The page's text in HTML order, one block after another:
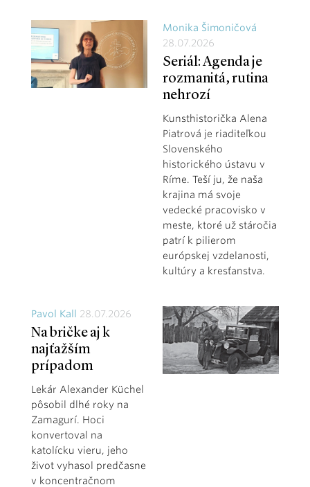
Monika Šimoničová
28.07.2026
Seriál: Agenda je
rozmanitá, rutina
nehrozí
Kunsthistorička Alena
Piatrová je riaditeľkou
Slovenského
historického ústavu v
Ríme. Teší ju, že naša
krajina má svoje
vedecké pracovisko v
meste, ktoré už stáročia
patrí k pilierom
európskej vzdelanosti,
kultúry a kresťanstva.
Pavol Kall 28.07.2026
Na bričke aj k
najťažším
prípadom
Lekár Alexander Küchel
pôsobil dlhé roky na
Zamagurí. Hoci
konvertoval na
katolícku vieru, jeho
život vyhasol predčasne
v koncentračnom